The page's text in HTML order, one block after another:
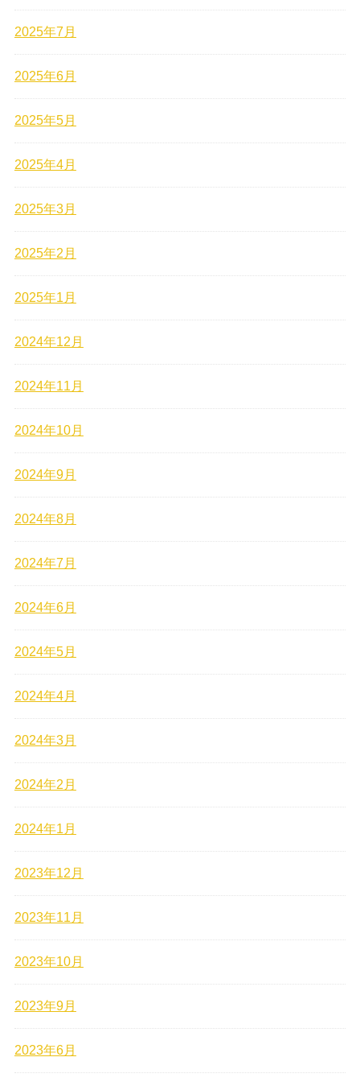
2025年7月
2025年6月
2025年5月
2025年4月
2025年3月
2025年2月
2025年1月
2024年12月
2024年11月
2024年10月
2024年9月
2024年8月
2024年7月
2024年6月
2024年5月
2024年4月
2024年3月
2024年2月
2024年1月
2023年12月
2023年11月
2023年10月
2023年9月
2023年6月